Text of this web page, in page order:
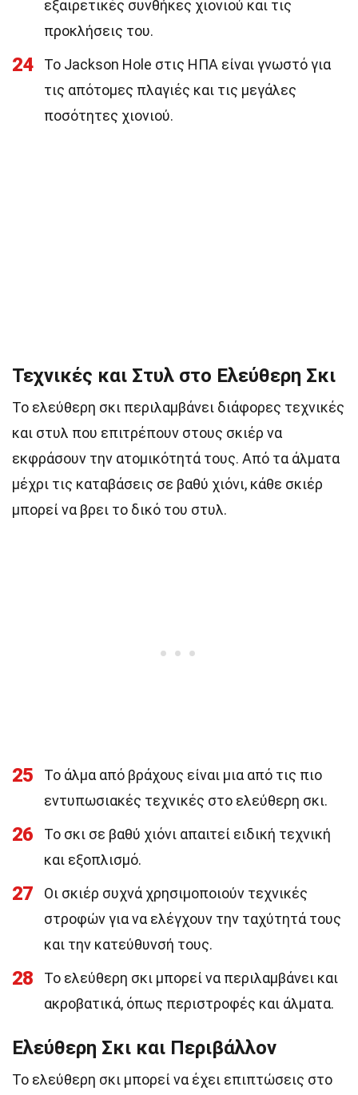
εξαιρετικές συνθήκες χιονιού και τις
προκλήσεις του.
24
Το Jackson Hole στις ΗΠΑ είναι γνωστό για
τις απότομες πλαγιές και τις μεγάλες
ποσότητες χιονιού.
Τεχνικές και Στυλ στο Ελεύθερη Σκι
Το ελεύθερη σκι περιλαμβάνει διάφορες τεχνικές
και στυλ που επιτρέπουν στους σκιέρ να
εκφράσουν την ατομικότητά τους. Από τα άλματα
μέχρι τις καταβάσεις σε βαθύ χιόνι, κάθε σκιέρ
μπορεί να βρει το δικό του στυλ.
25
Το άλμα από βράχους είναι μια από τις πιο
εντυπωσιακές τεχνικές στο ελεύθερη σκι.
26
Το σκι σε βαθύ χιόνι απαιτεί ειδική τεχνική
και εξοπλισμό.
27
Οι σκιέρ συχνά χρησιμοποιούν τεχνικές
στροφών για να ελέγχουν την ταχύτητά τους
και την κατεύθυνσή τους.
28
Το ελεύθερη σκι μπορεί να περιλαμβάνει και
ακροβατικά, όπως περιστροφές και άλματα.
Ελεύθερη Σκι και Περιβάλλον
Το ελεύθερη σκι μπορεί να έχει επιπτώσεις στο